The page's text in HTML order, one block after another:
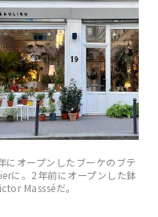
オープンしたブーケのブテ
に。2年前にオープンした鉢
Massséだ。